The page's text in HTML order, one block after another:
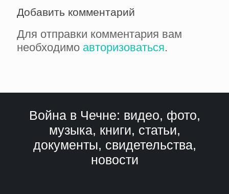
Добавить комментарий
Для отправки комментария вам
необходимо авторизоваться.
Война в Чечне: видео, фото,
музыка, книги, статьи,
документы, свидетельства,
новости